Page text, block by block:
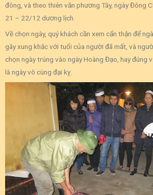
đông, và theo thiên văn phương Tây, ngày Đông
21 – 22/12 dương lịch.
Về chọn ngày, quý khách cần xem cẩn thận để
gây xung khắc với tuổi của người đã mất, và
chọn ngày trúng vào ngày Hoàng Đạo, hay đúng
là ngày vô cùng đại kỵ.